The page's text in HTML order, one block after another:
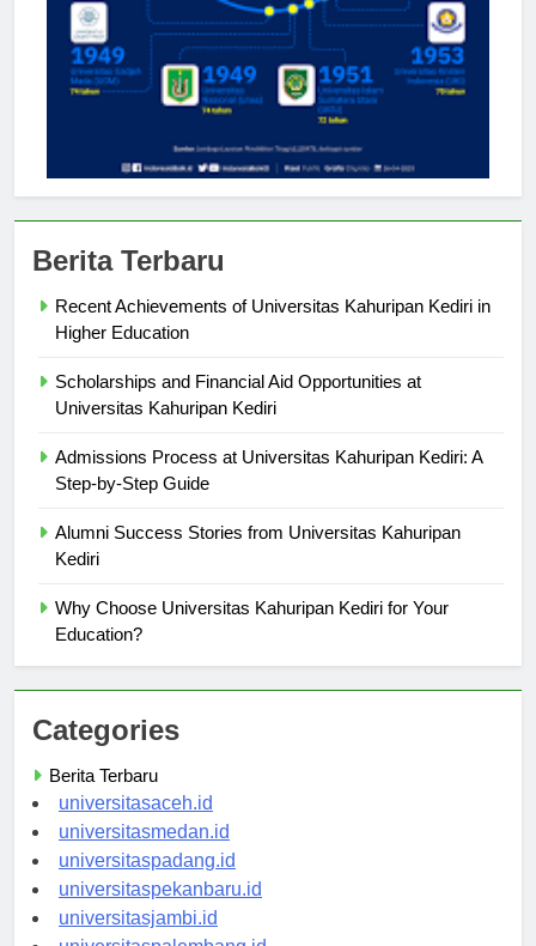
Berita Terbaru
Recent Achievements of Universitas Kahuripan Kediri in
Higher Education
Scholarships and Financial Aid Opportunities at
Universitas Kahuripan Kediri
Admissions Process at Universitas Kahuripan Kediri: A
Step-by-Step Guide
Alumni Success Stories from Universitas Kahuripan
Kediri
Why Choose Universitas Kahuripan Kediri for Your
Education?
Categories
Berita Terbaru
universitasaceh.id
universitasmedan.id
universitaspadang.id
universitaspekanbaru.id
universitasjambi.id